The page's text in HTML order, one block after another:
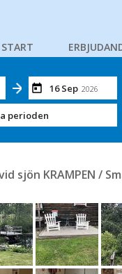
START
16 Sep 2026
perioden
sjön KRAMPEN /